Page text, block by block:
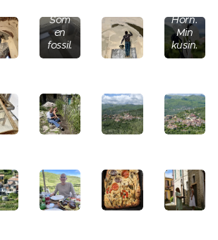
Som
en
fossil.
Horn.
Min
kusin.